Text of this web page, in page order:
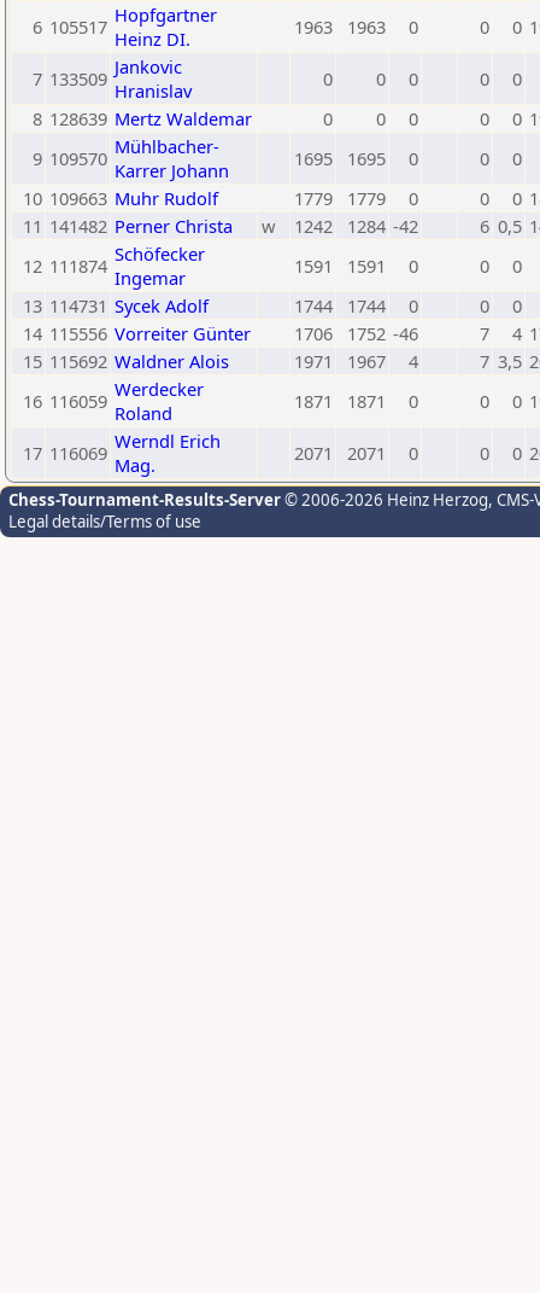
6 105517 Hopfgartner
Heinz DI.
1963 1963 0 0 0
7 133509 Jankovic
Hranislav
0 0 0 0
0
8 128639 Mertz Waldemar 0 0 0 0 0
9 109570 Mühlbacher-
Karrer Johann
1695 1695 0 0
0
10 109663 Muhr Rudolf 1779 1779 0 0 0
11 141482 Perner Christa w 1242 1284 -42 6 0,5
12 111874 Schöfecker
Ingemar
1591 1591 0 0
0
13 114731 Sycek Adolf 1744 1744 0 0
0
14 115556 Vorreiter Günter 1706 1752 -46 7 4
15 115692 Waldner Alois 1971 1967 4 7 3,5
16 116059 Werdecker
Roland
1871 1871 0 0 0
17 116069 Werndl Erich
Mag.
2071 2071 0 0 0
Chess-Tournament-Results-Server© 2006-2026 Heinz Herzog,
Legal details/Terms of use